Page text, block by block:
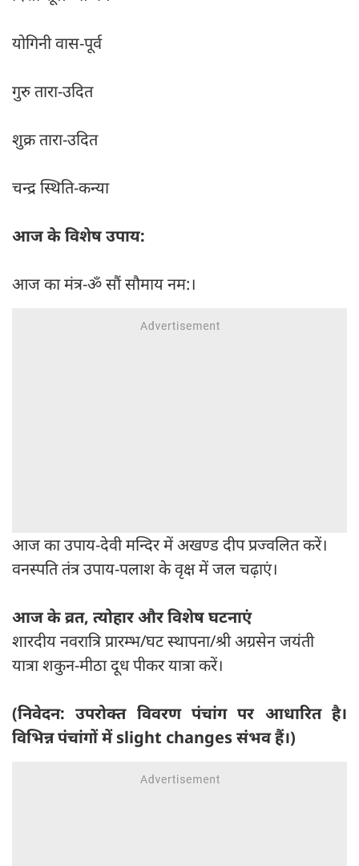
योगिनी वास-पूर्व
गुरु तारा-उदित
शुक्र तारा-उदित
चन्द्र स्थिति-कन्या
आज के विशेष उपाय:
आज का मंत्र-ॐ सौं सौमाय नम:।
आज का उपाय-देवी मन्दिर में अखण्ड दीप प्रज्वलित करें।
वनस्पति तंत्र उपाय-पलाश के वृक्ष में जल चढ़ाएं।
आज के व्रत, त्योहार और विशेष घटनाएं
शारदीय नवरात्रि प्रारम्भ/घट स्थापना/श्री अग्रसेन जयंती
यात्रा शकुन-मीठा दूध पीकर यात्रा करें।
(निवेदन: उपरोक्त विवरण पंचांग पर आधारित है।
विभिन्न पंचांगों में slight changes संभव हैं।)